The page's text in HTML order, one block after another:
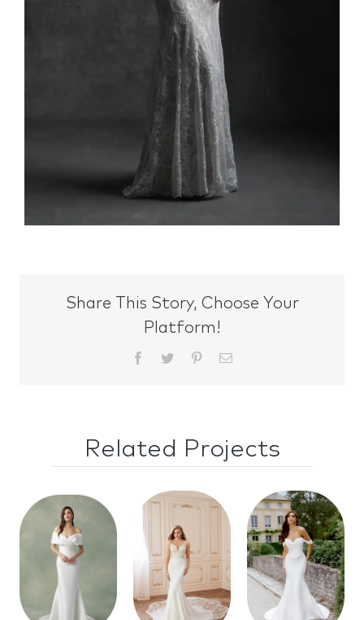
Share This Story, Choose Your
Platform!
Facebook
Twitter PinterestEmail
Related Projects
Style
101304
Style
80128
Style
11336